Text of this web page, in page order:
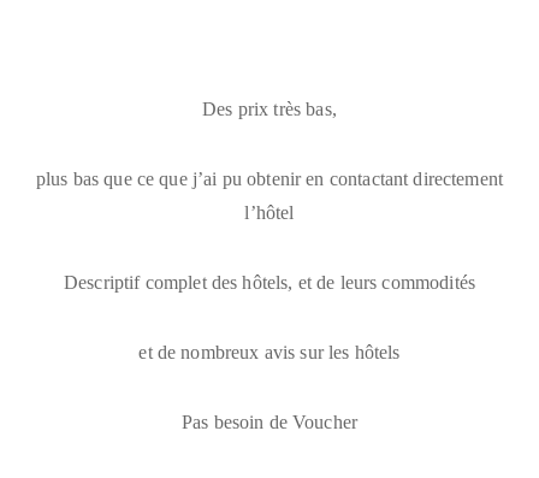
Des prix très bas,
plus bas que ce que j’ai pu obtenir en contactant directement
l’hôtel
Descriptif complet des hôtels, et de leurs commodités
et de nombreux avis sur les hôtels
Pas besoin de Voucher